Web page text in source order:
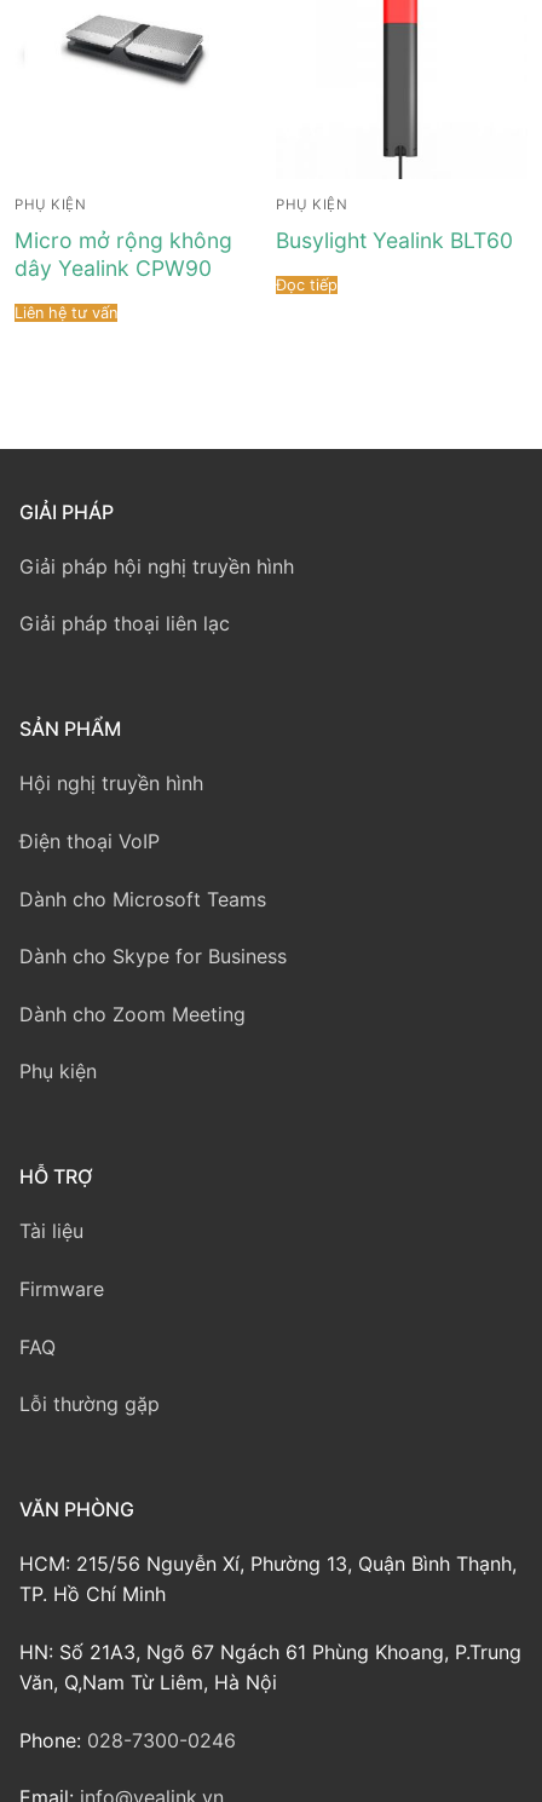
PHỤ KIỆN
Micro mở rộng không
dây Yealink CPW90
Liên hệ tư vấn
PHỤ KIỆN
Busylight Yealink BLT60
Đọc tiếp
GIẢI PHÁP
Giải pháp hội nghị truyền hình
Giải pháp thoại liên lạc
SẢN PHẨM
Hội nghị truyền hình
Điện thoại VoIP
Dành cho Microsoft Teams
Dành cho Skype for Business
Dành cho Zoom Meeting
Phụ kiện
HỖ TRỢ
Tài liệu
Firmware
FAQ
Lỗi thường gặp
VĂN PHÒNG
HCM: 215/56 Nguyễn Xí, Phường 13, Quận Bình Thạnh,
TP. Hồ Chí Minh
HN: Số 21A3, Ngõ 67 Ngách 61 Phùng Khoang, P.Trung
Văn, Q,Nam Từ Liêm, Hà Nội
Phone: 028-7300-0246